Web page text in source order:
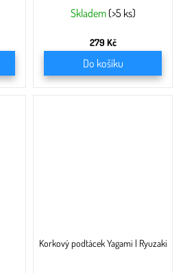
Skladem (>5 ks)
279 Kč
Do košíku
Korkový podtácek Yagami | Ryuzaki